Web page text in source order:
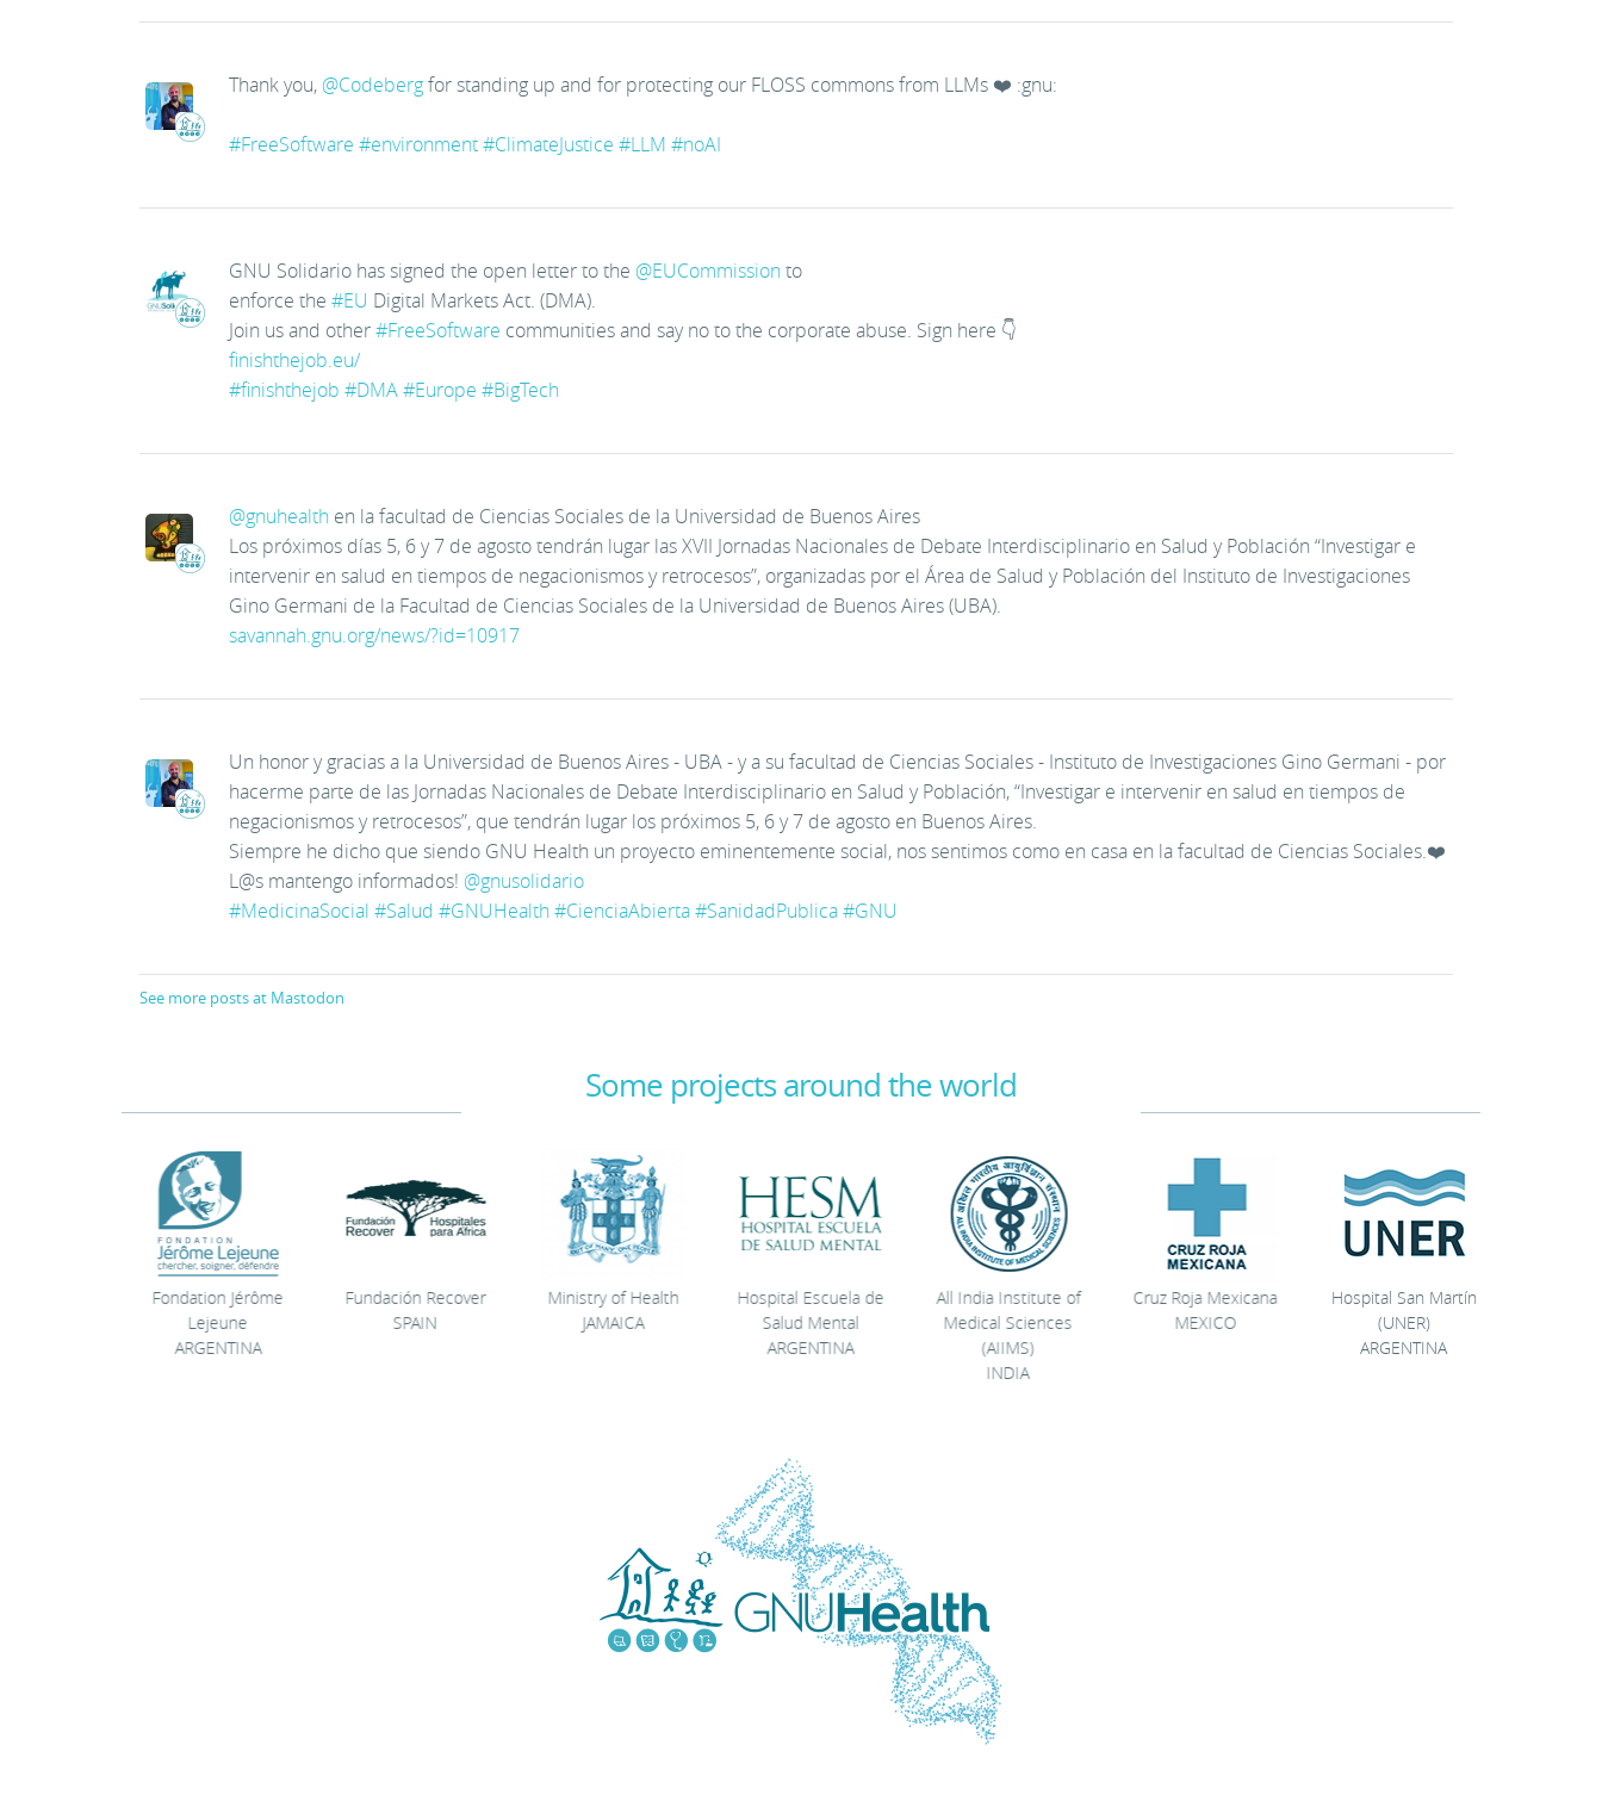
Thank you, @Codebergfor standing up and for protecting our FLOSS commons from LLMs ❤️ :gnu:
#FreeSoftware #environment#ClimateJustice #LLM #noAI
GNU Solidario has signed the open letter to the @EUCommission to
enforce the #EU Digital Markets Act. (DMA).
Join us and other#FreeSoftware communities and say no to the corporate abuse. Sign here 👇
finishthejob.eu/
#finishthejob #DMA#Europe #BigTech
@gnuhealth en la facultad de Ciencias Sociales de la Universidad de Buenos Aires
Los próximos días 5, 6 y 7 de agosto tendrán lugar las XVII Jornadas Nacionales de Debate Interdisciplinario en Salud y Población “Investigar e
intervenir en salud en tiempos de negacionismos y retrocesos”, organizadas por el Área de Salud y Población del Instituto de Investigaciones
Gino Germani de la Facultad de Ciencias Sociales de la Universidad de Buenos Aires (UBA).
savannah.gnu.org/news/?id=10917
Un honor y gracias a la Universidad de Buenos Aires - UBA - y a su facultad de Ciencias Sociales - Instituto de Investigaciones Gino Germani - por
hacerme parte de las Jornadas Nacionales de Debate Interdisciplinario en Salud y Población, “Investigar e intervenir en salud en tiempos de
negacionismos y retrocesos”, que tendrán lugar los próximos 5, 6 y 7 de agosto en Buenos Aires.
Siempre he dicho que siendo GNU Health un proyecto eminentemente social, nos sentimos como en casa en la facultad de Ciencias Sociales.❤️
L@s mantengo informados! @gnusolidario
#MedicinaSocial #Salud #GNUHealth #CienciaAbierta#SanidadPublica#GNU
See more posts at Mastodon
Some projects around the world
Fondation Jérôme
Lejeune
ARGENTINA
Fundación Recover
SPAIN
Ministry of Health
JAMAICA
Hospital Escuela de
Salud Mental
ARGENTINA
All India Institute of
Medical Sciences
(AIIMS)
INDIA
Cruz Roja Mexicana
MEXICO
Hospital San Martín
(UNER)
ARGENTINA